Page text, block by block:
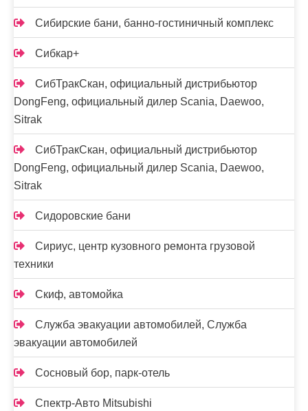
Сибирские бани, банно-гостиничный комплекс
Сибкар+
СибТракСкан, официальный дистрибьютор
DongFeng, официальный дилер Scania, Daewoo,
Sitrak
СибТракСкан, официальный дистрибьютор
DongFeng, официальный дилер Scania, Daewoo,
Sitrak
Сидоровские бани
Сириус, центр кузовного ремонта грузовой
техники
Скиф, автомойка
Служба эвакуации автомобилей, Служба
эвакуации автомобилей
Сосновый бор, парк-отель
Спектр-Авто Mitsubishi